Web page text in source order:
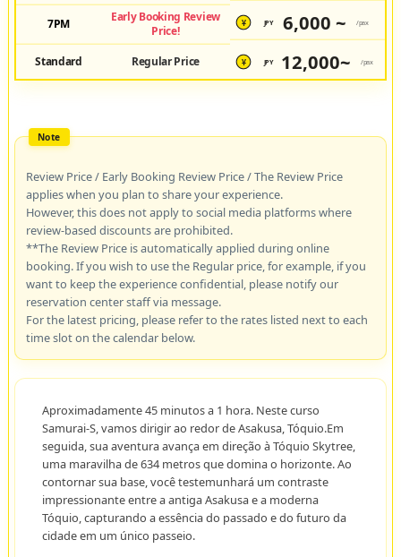
7PM
Early Booking Review
Price!
¥ JPY 6,000 ~ /pax
Standard Regular Price ¥ JPY 12,000~ /pax
Review Price / Early Booking Review Price / The Review Price
applies when you plan to share your experience.
However, this does not apply to social media platforms where
review-based discounts are prohibited.
**The Review Price is automatically applied during online
booking. If you wish to use the Regular price, for example, if you
want to keep the experience confidential, please notify our
reservation center staff via message.
For the latest pricing, please refer to the rates listed next to each
time slot on the calendar below.
Aproximadamente 45 minutos a 1 hora. Neste curso
Samurai-S, vamos dirigir ao redor de Asakusa, Tóquio.Em
seguida, sua aventura avança em direção à Tóquio Skytree,
uma maravilha de 634 metros que domina o horizonte. Ao
contornar sua base, você testemunhará um contraste
impressionante entre a antiga Asakusa e a moderna
Tóquio, capturando a essência do passado e do futuro da
cidade em um único passeio.